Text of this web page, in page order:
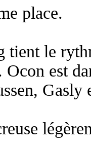
place.
tient le
est
Gasly